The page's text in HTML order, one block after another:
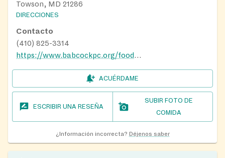
Towson, MD 21286
DIRECCIONES
Contacto
(410) 825-3314
https://www.babcockpc.org/food-ministry.php
ACUÉRDAME
ESCRIBIR UNA RESEÑA
SUBIR FOTO DE
COMIDA
¿Información incorrecta? Déjenos saber